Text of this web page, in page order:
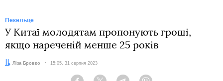
Пекельце
У Китаї молодятам пропонують гроші,
якщо нареченій менше 25 років
Автор:
Ліза Бровко Дата:
15:05, 31 серпня 2023